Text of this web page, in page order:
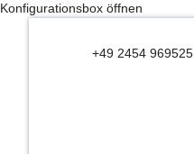
Konfigurationsbox öffnen
+49 2454 969525